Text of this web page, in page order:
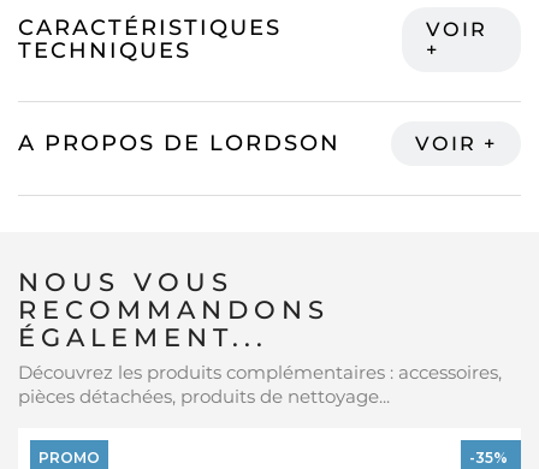
CARACTÉRISTIQUES
TECHNIQUES
A PROPOS DE LORDSON
NOUS VOUS
RECOMMANDONS
ÉGALEMENT...
Découvrez les produits complémentaires : accessoires,
pièces détachées, produits de nettoyage...
PROMO -35%